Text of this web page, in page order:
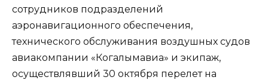
сотрудников подразделений
аэронавигационного обеспечения,
технического обслуживания воздушных судов
авиакомпании «Когалымавиа» и экипаж,
осуществлявший 30 октября перелет на